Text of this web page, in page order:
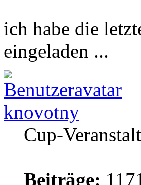
ich habe die
eingeladen ...
knovotny
Cup-
Beiträge: